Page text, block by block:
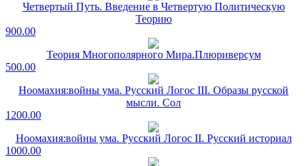
Четвертый Путь. Введение в Четвертую Политическую
Теорию
900.00
Теория Многополярного Мира.Плюриверсум
500.00
Ноомахия:войны ума. Русский Логос III. Образы русской
мысли. Сол
1200.00
Ноомахия:войны ума. Русский Логос II. Русский историал
1000.00